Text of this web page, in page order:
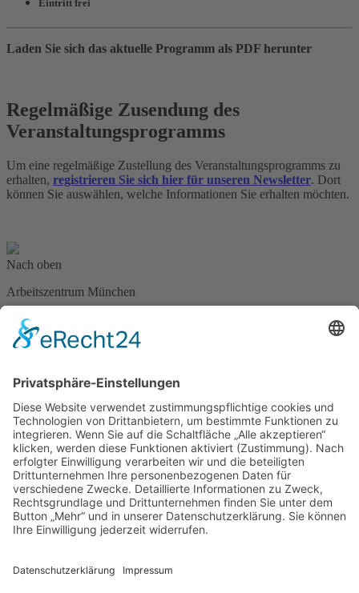
Eintritt frei
Laden Sie sich das aktuelle Programm als PDF herunter
Regelmäßige Zusendung des
Veranstaltungsprogramms
Um eine regelmäßige Zustellung des Veranstaltungsprogramms zu
erhalten, registrieren Sie sich hier für unseren Newsletter. Dort
können Sie auswählen, welche Informationen Sie erhalten möchten.
Nach oben
Arbeitszentrum München
Leopoldstraße 46a
80802 München
info@anthroposophie-muenchen.de
Anfahrt
Links
Impressum
Datenschutz
Cookie-Einstellungen
Newsletter